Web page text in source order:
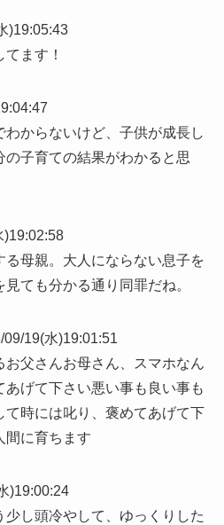
)19:05:43
ます！
からないけど、子供が成長し
の子育ての結果がわかると思
)19:02:58
る母親。大人にならない息子を
ても分かる通り同罪だね。
09/19(水)19:01:51
父さんお母さん、スマホなん
げて下さい悪い事も良い事も
て時には叱り、褒めてあげて下
間に育ちます
)19:00:24
少し頭冷やして、ゆっくりした